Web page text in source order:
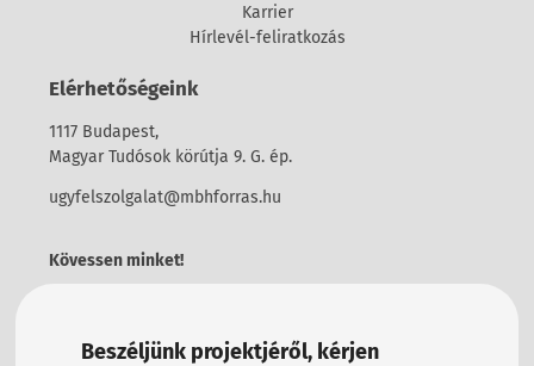
Karrier
Hírlevél-feliratkozás
Elérhetőségeink
1117 Budapest,
Magyar Tudósok körútja 9. G. ép.
ugyfelszolgalat@mbhforras.hu
Kövessen minket!
Beszéljünk projektjéről, kérjen